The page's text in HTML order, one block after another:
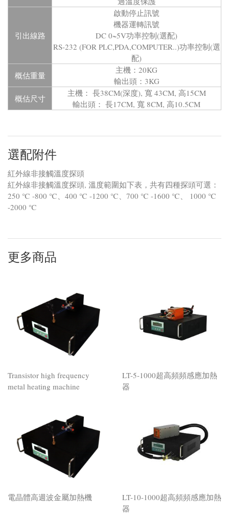
引出線路
啟動停止訊號
機器運轉訊號
DC 0~5V功率控制(選配)
RS-232 (FOR PLC,PDA,COMPUTER..)功率控制(選
配)
概估重量
主機：20KG
輸出頭：3KG
概估尺寸
主機： 長38CM(深度), 寬 43CM, 高15CM
輸出頭： 長17CM, 寬 8CM, 高10.5CM
選配附件
紅外線非接觸溫度探頭
紅外線非接觸溫度探頭, 溫度範圍如下表，共有四種探頭可選：
250 ℃ -800 ℃、400 ℃ -1200 ℃、700 ℃ -1600 ℃、 1000 ℃
-2000 ℃
更多商品
Transistor high frequency
metal heating machine
LT-5-1000超高頻頻感應加熱
器
電晶體高週波金屬加熱機
LT-10-1000超高頻頻感應加熱
器